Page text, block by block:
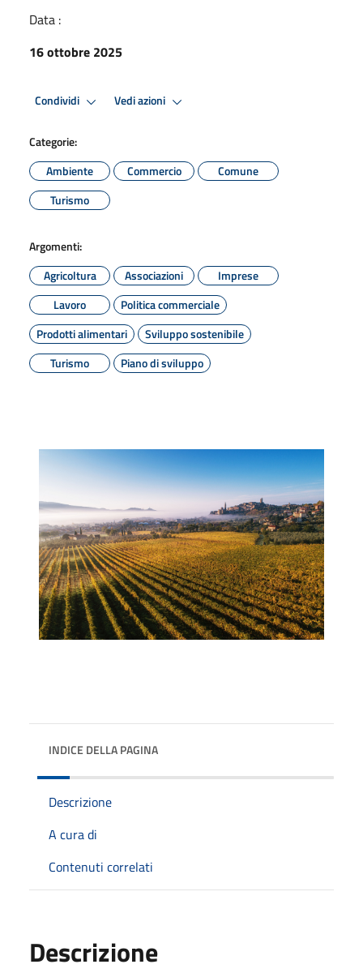
Data :
16 ottobre 2025
Condividi Vedi azioni
Categorie:
Ambiente
Commercio
Comune
Turismo
Argomenti:
Agricoltura
Associazioni
Imprese
Lavoro
Politica commerciale
Prodotti alimentari
Sviluppo sostenibile
Turismo
Piano di sviluppo
INDICE DELLA PAGINA
Descrizione
A cura di
Contenuti correlati
Descrizione